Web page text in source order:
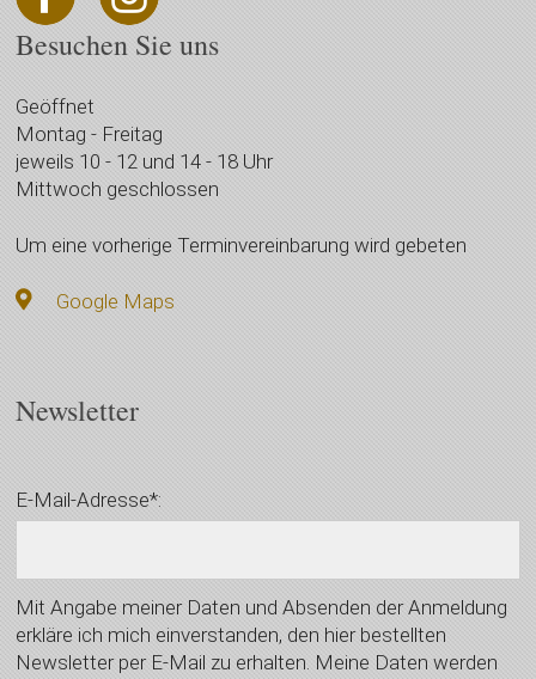
Besuchen Sie uns
Geöffnet
Montag - Freitag
jeweils 10 - 12 und 14 - 18 Uhr
Mittwoch geschlossen
Um eine vorherige Terminvereinbarung wird gebeten
Google Maps
Newsletter
E-Mail-Adresse*:
Mit Angabe meiner Daten und Absenden der Anmeldung
erkläre ich mich einverstanden, den hier bestellten
Newsletter per E-Mail zu erhalten. Meine Daten werden